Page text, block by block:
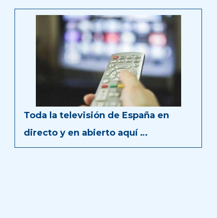
Toda la televisión de España en
directo y en abierto aquí …